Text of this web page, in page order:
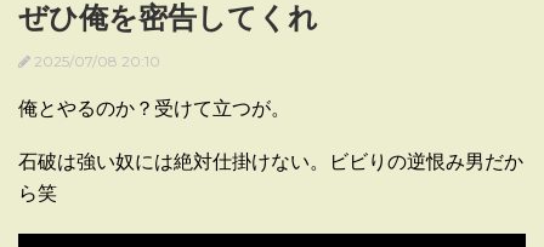
ぜひ俺を密告してくれ
2025/07/08 20:10
俺とやるのか？受けて立つが。
石破は強い奴には絶対仕掛けない。ビビりの逆恨み男だか
ら笑